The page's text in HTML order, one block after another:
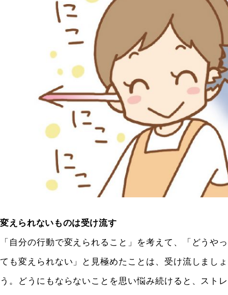
変えられないものは受け流す
「自分の行動で変えられること」を考えて、「どうやっ
ても変えられない」と見極めたことは、受け流しましょ
う。どうにもならないことを思い悩み続けると、ストレ